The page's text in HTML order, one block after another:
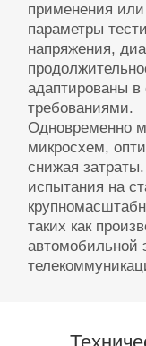
применения
параметры
напряжения,
адаптированы в
требованиями.
Одновременно
микросхем,
снижая
испытания на
таких как
автомобильной